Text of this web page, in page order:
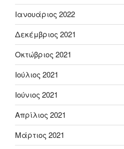
Ιανουάριος 2022
Δεκέμβριος 2021
Οκτώβριος 2021
Ιούλιος 2021
Ιούνιος 2021
Απρίλιος 2021
Μάρτιος 2021